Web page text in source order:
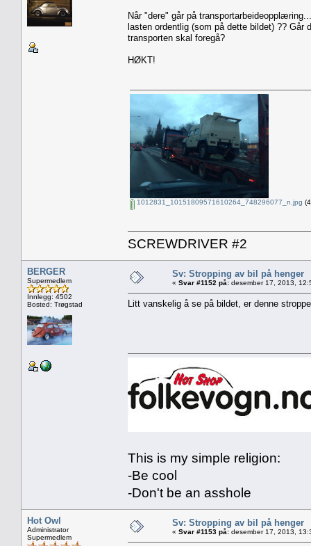
Når "dere" går på
lasten ordentlig (som på dette bildet) ?? Går
transporten skal foregå?
HØKT!
1012831_10151809571610264_748296077_n.jpg
SCREWDRIVER #2
BERGER
Supermedlem
Innlegg: 4502
Bosted: Trøgstad
Sv: Stropping av bil på henger
« Svar #1152 på: desember 17, 2013,
Litt vanskelig å se på bildet, er denne
This is my simple religion:
-Be cool
-Don't be an asshole
Hot Owl
Administrator
Supermedlem
Sv: Stropping av bil på henger
« Svar #1153 på: desember 17, 2013,